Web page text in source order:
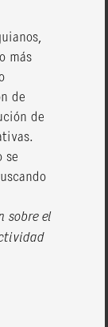
más
de
de
se
sobre el